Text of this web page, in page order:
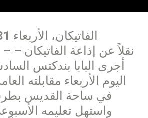
). – نقلاً عن
أجرى البابا بندكتس
اليوم الأربعاء مقابلته
في ساحة القديس بطرس
واستهل تعليمه